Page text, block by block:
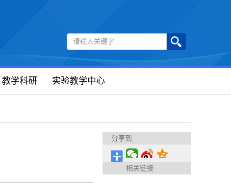
教学科研 实验教学中心
分享到
相关链接